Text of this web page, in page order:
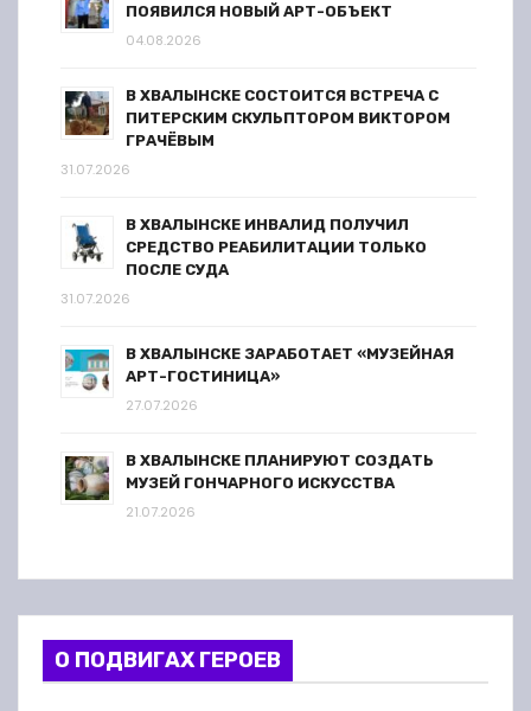
ПОЯВИЛСЯ НОВЫЙ АРТ-ОБЪЕКТ
04.08.2026
В ХВАЛЫНСКЕ СОСТОИТСЯ ВСТРЕЧА С
ПИТЕРСКИМ СКУЛЬПТОРОМ ВИКТОРОМ
ГРАЧЁВЫМ
31.07.2026
В ХВАЛЫНСКЕ ИНВАЛИД ПОЛУЧИЛ
СРЕДСТВО РЕАБИЛИТАЦИИ ТОЛЬКО
ПОСЛЕ СУДА
31.07.2026
В ХВАЛЫНСКЕ ЗАРАБОТАЕТ «МУЗЕЙНАЯ
АРТ-ГОСТИНИЦА»
27.07.2026
В ХВАЛЫНСКЕ ПЛАНИРУЮТ СОЗДАТЬ
МУЗЕЙ ГОНЧАРНОГО ИСКУССТВА
21.07.2026
О ПОДВИГАХ ГЕРОЕВ